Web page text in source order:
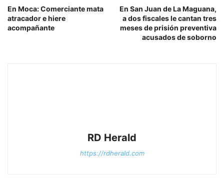
En Moca: Comerciante mata
atracador e hiere
acompañante
En San Juan de La Maguana,
a dos fiscales le cantan tres
meses de prisión preventiva
acusados de soborno
RD Herald
https://rdherald.com